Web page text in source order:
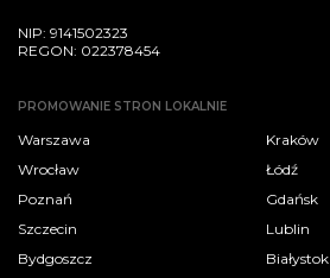
NIP: 9141502323
REGON: 022378454
PROMOWANIE STRON LOKALNIE
Warszawa
Kraków
Wrocław
Łódź
Poznań
Gdańsk
Szczecin
Lublin
Bydgoszcz
Białystok